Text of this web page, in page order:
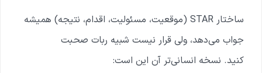
ساختار STAR (موقعیت، مسئولیت، اقدام، نتیجه) همیشه
جواب می‌دهد، ولی قرار نیست شبیه ربات صحبت
کنید. نسخه انسانی‌تر آن این است: